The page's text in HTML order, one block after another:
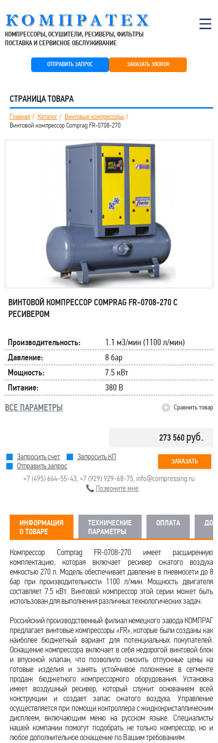
КОМПРЕССОРЫ, ОСУШИТЕЛИ, РЕСИВЕРЫ, ФИЛЬТРЫ
ПОСТАВКА И СЕРВИСНОЕ ОБСЛУЖИВАНИЕ
ОТПРАВИТЬ ЗАПРОС ЗАКАЗАТЬ ЗВОНОК
СТРАНИЦА ТОВАРА
Главная Каталог
Винтовые компрессоры
Винтовой компрессор Comprag FR-0708-270
ВИНТОВОЙ КОМПРЕССОР COMPRAG FR-0708-270 С
РЕСИВЕРОМ
Производительность:
1.1 м3/мин (1100 л/мин)
Давление:
8 бар
Мощность:
7.5 кВт
Питание:
380 В
ВСЕ ПАРАМЕТРЫ
Сравнить товар
273 560 руб.
Запросить счет
Запросить КП
Отправить запрос
ЗАКАЗАТЬ
+7 (495) 664-55-43 +7 (929) 929-68-75 info@compressing.ru
Позвоните мне
ИНФОРМАЦИЯ
О ТОВАРЕ
ТЕХНИЧЕСКИЕ
ПАРАМЕТРЫ
ОПЛАТА
Компрессор Comprag FR-0708-270 имеет расширенную
комплектацию, которая включает ресивер сжатого воздуха
емкостью 270 л. Модель обеспечивает давление в пневмосети до 8
бар при производительности 1100 л/мин. Мощность двигателя
составляет 7.5 кВт. Винтовой компрессор этой серии может быть
использован для выполнения различных технологических задач.
Российский производственный филиал немецкого завода КОМПРАГ
предлагает винтовые компрессоры «FR», которые были созданы как
наиболее бюджетный вариант для потенциальных покупателей.
Оснащение компрессора включает в себя недорогой винтовой блок
и впускной клапан, что позволило снизить отпускные цены на
готовые изделия и занять устойчивое положение в сегменте
продаж бюджетного компрессорного оборудования. Установка
имеет воздушный ресивер, который служит основанием всей
конструкции и создает запас сжатого воздуха. Управление
осуществляется при помощи контроллера с жидкокристаллическим
дисплеем, включающим меню на русском языке. Специалисты
нашей компании помогут подобрать не только компрессор, но и
любое дополнительное оснащение по Вашим требованиям.